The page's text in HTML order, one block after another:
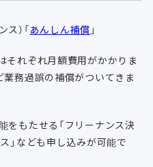
）「あんしん補償 」
それぞれ月額費用がかかりま
業務過誤の補償がついてきま
をもたせる「フリーナンス決
」なども申し込みが可能で